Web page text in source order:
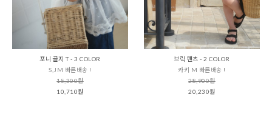
포니 골지 T - 3 COLOR
S,JM 빠른배송 !
15,300원
10,710원
브릭 팬츠 - 2 COLOR
카키 M 빠른배송 !
28,900원
20,230원